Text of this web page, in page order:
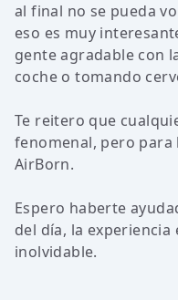
al final no se pueda
eso es muy
gente agradable con
coche o tomando
Te reitero que
fenomenal, pero
AirBorn.
Espero haberte
del día, la experiencia
inolvidable.